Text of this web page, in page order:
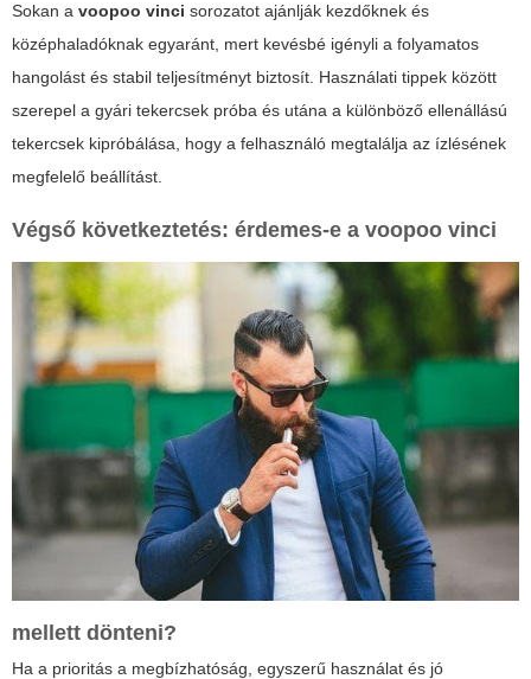
Sokan a voopoo vinci sorozatot ajánlják kezdőknek és
középhaladóknak egyaránt, mert kevésbé igényli a folyamatos
hangolást és stabil teljesítményt biztosít. Használati tippek között
szerepel a gyári tekercsek próba és utána a különböző ellenállású
tekercsek kipróbálása, hogy a felhasználó megtalálja az ízlésének
megfelelő beállítást.
Végső következtetés: érdemes-e a voopoo vinci
mellett dönteni?
Ha a prioritás a megbízhatóság, egyszerű használat és jó